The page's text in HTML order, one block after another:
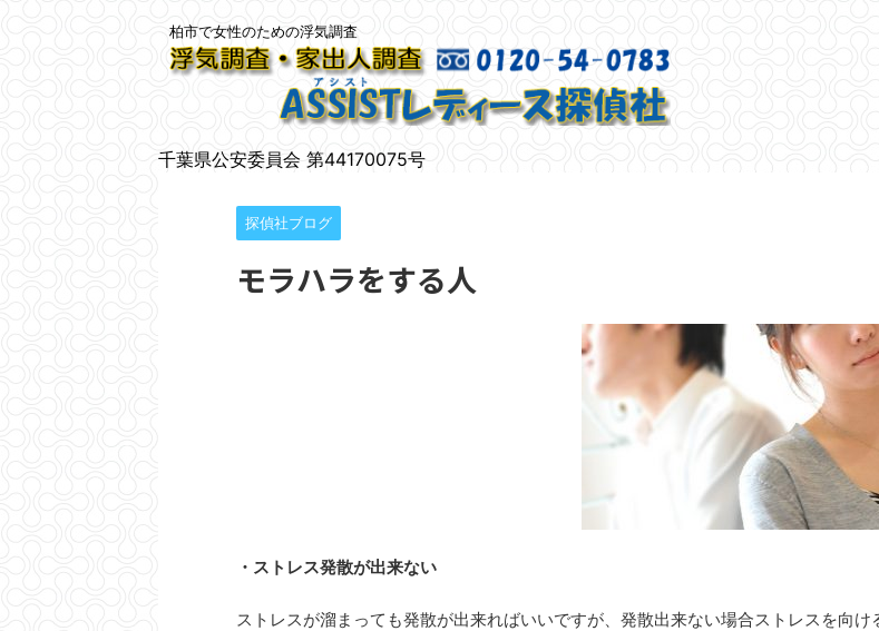
柏市で女性のための浮気調査
千葉県公安委員会 第44170075号
探偵社ブログ
モラハラをする人
・ストレス発散が出来ない
ストレスが溜まっても発散が出来ればいいですが、発散出来ない場合ストレスを向け